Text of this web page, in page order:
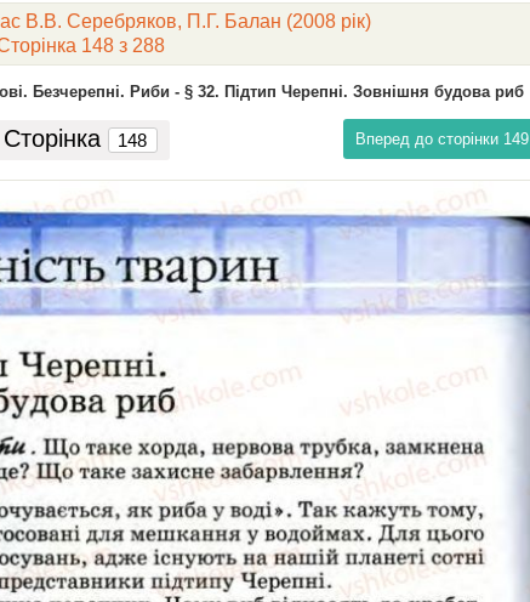
В.В. Серебряков, П.Г. Балан (2008 рік)
148 з 288
Безчерепні. Риби - § 32. Підтип Черепні. Зовнішня будова риб
Сторінка Вперед до сторінки 149